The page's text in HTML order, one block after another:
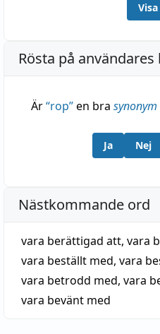
Rösta på användares
Är“rop”en bra synonym
Ja Nej
Nästkommande ord
vara berättigad att, vara
vara beställt med, vara
vara betrodd med, vara
vara bevänt med